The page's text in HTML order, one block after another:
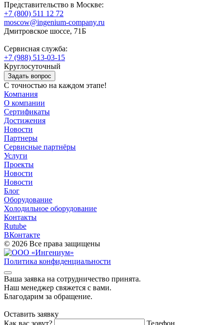
Представительство в Москве:
+7 (800) 511 12 72
moscow@ingenium-company.ru
Дмитровское шоссе, 71Б
Сервисная служба:
+7 (988) 513-03-15
Круглосуточный
Задать вопрос
С точностью на каждом этапе!
Компания
О компании
Сертификаты
Достижения
Новости
Партнеры
Сервисные партнёры
Услуги
Проекты
Новости
Новости
Блог
Оборудование
Холодильное оборудование
Контакты
Rutube
ВКонтакте
© 2026 Все права защищены
Политика конфиденциальности
Ваша заявка на cотрудничество принята.
Наш менеджер свяжется с вами.
Благодарим за обращение.
Оставить заявку